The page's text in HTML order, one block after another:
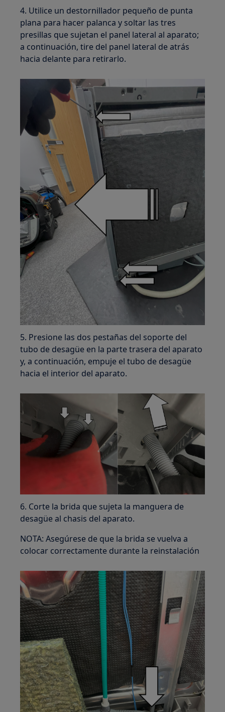
4. Utilice un destornillador pequeño de punta
plana para hacer palanca y soltar las tres
presillas que sujetan el panel lateral al aparato;
a continuación, tire del panel lateral de atrás
hacia delante para retirarlo.
5. Presione las dos pestañas del soporte del
tubo de desagüe en la parte trasera del aparato
y, a continuación, empuje el tubo de desagüe
hacia el interior del aparato.
6. Corte la brida que sujeta la manguera de
desagüe al chasis del aparato.
NOTA: Asegúrese de que la brida se vuelva a
colocar correctamente durante la reinstalación